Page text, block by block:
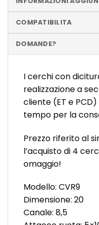
COMPATIBILITA
DOMANDE?
I cerchi con
realizzazione a
cliente (ET e
tempo per la
Prezzo riferito al
l’acquisto di 4
omaggio!
Modello: CVR9
Dimensione: 20
Canale: 8,5